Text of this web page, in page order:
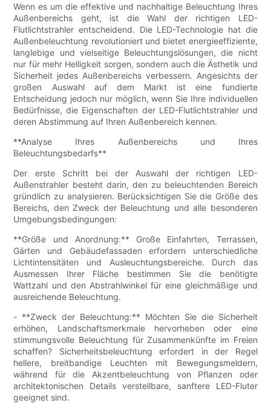
Wenn es um die effektive und nachhaltige Beleuchtung Ihres
Außenbereichs geht, ist die Wahl der richtigen LED-
Flutlichtstrahler entscheidend. Die LED-Technologie hat die
Außenbeleuchtung revolutioniert und bietet energieeffiziente,
langlebige und vielseitige Beleuchtungslösungen, die nicht
nur für mehr Helligkeit sorgen, sondern auch die Ästhetik und
Sicherheit jedes Außenbereichs verbessern. Angesichts der
großen Auswahl auf dem Markt ist eine fundierte
Entscheidung jedoch nur möglich, wenn Sie Ihre individuellen
Bedürfnisse, die Eigenschaften der LED-Flutlichtstrahler und
deren Abstimmung auf Ihren Außenbereich kennen.
**Analyse Ihres Außenbereichs und Ihres
Beleuchtungsbedarfs**
Der erste Schritt bei der Auswahl der richtigen LED-
Außenstrahler besteht darin, den zu beleuchtenden Bereich
gründlich zu analysieren. Berücksichtigen Sie die Größe des
Bereichs, den Zweck der Beleuchtung und alle besonderen
Umgebungsbedingungen:
**Größe und Anordnung:** Große Einfahrten, Terrassen,
Gärten und Gebäudefassaden erfordern unterschiedliche
Lichtintensitäten und Ausleuchtungsbereiche. Durch das
Ausmessen Ihrer Fläche bestimmen Sie die benötigte
Wattzahl und den Abstrahlwinkel für eine gleichmäßige und
ausreichende Beleuchtung.
- **Zweck der Beleuchtung:** Möchten Sie die Sicherheit
erhöhen, Landschaftsmerkmale hervorheben oder eine
stimmungsvolle Beleuchtung für Zusammenkünfte im Freien
schaffen? Sicherheitsbeleuchtung erfordert in der Regel
hellere, breitbandige Leuchten mit Bewegungsmeldern,
während für die Akzentbeleuchtung von Pflanzen oder
architektonischen Details verstellbare, sanftere LED-Fluter
geeignet sind.